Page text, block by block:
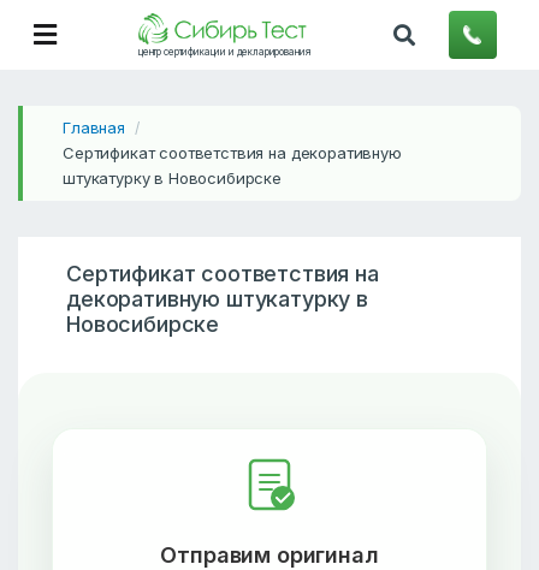
центр сертификации и декларирования
Главная /
Сертификат соответствия на декоративную
штукатурку в Новосибирске
Сертификат соответствия на
декоративную штукатурку в
Новосибирске
Отправим оригинал